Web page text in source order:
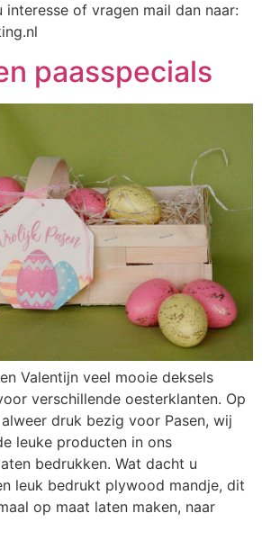
interesse of vragen mail dan naar:
paasspecials
Valentijn veel mooie deksels
verschillende oesterklanten. Op
druk bezig voor Pasen, wij
leuke producten in ons
bedrukken. Wat dacht u
leuk bedrukt plywood mandje, dit
op maat laten maken, naar